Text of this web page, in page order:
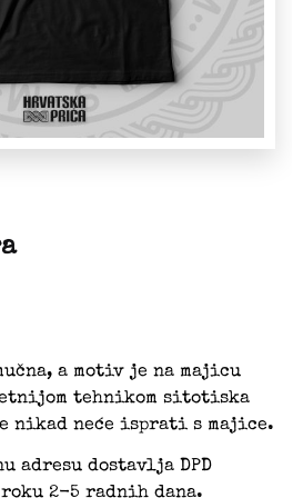
a motiv je na majicu
tehnikom sitotiska
nikad neće isprati s majice.
adresu dostavlja DPD
2-5 radnih dana.